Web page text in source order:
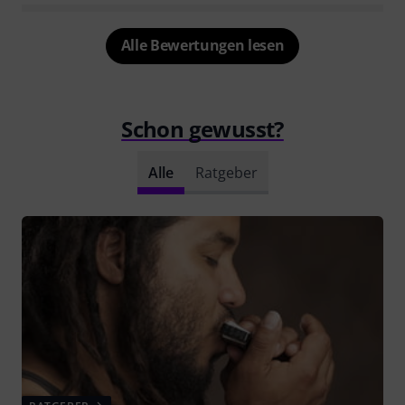
Alle Bewertungen lesen
Schon gewusst?
Alle Ratgeber